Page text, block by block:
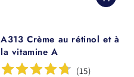
A313 Crème au rétinol et à
la vitamine A
(15)